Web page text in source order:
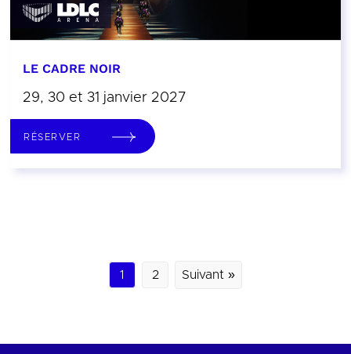
LE CADRE NOIR
29, 30 et 31 janvier 2027
RÉSERVER
1 2 Suivant »